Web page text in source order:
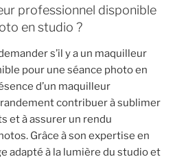
professionnel disponible
en studio ?
s’il y a un maquilleur
pour une séance photo en
d’un maquilleur
contribuer à sublimer
et à assurer un rendu
Grâce à son expertise en
adapté à la lumière du studio et